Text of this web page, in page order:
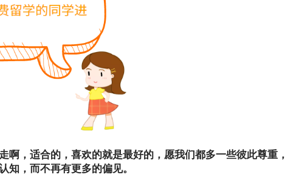
，适合的，喜欢的就是最好的，愿我们都多一些彼此尊重，
知，而不再有更多的偏见。